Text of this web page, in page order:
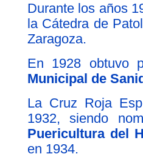
Durante los años
la Cátedra de
Zaragoza.
En 1928 obtuvo
Municipal de
La Cruz Roja
1932, siendo
Puericultura del
en 1934.